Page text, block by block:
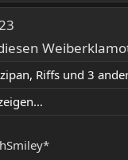
, Riffs und 3